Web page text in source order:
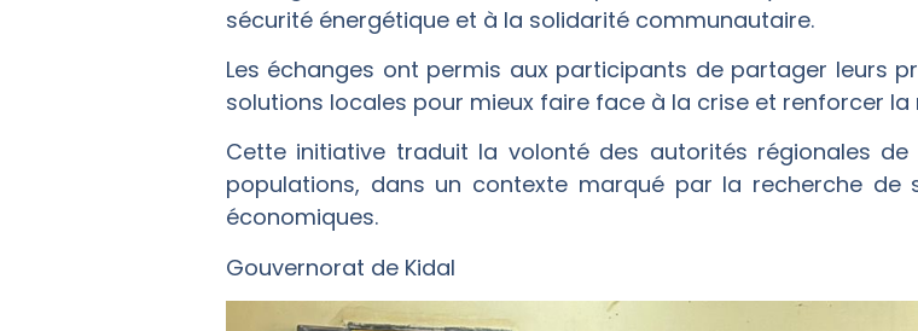
sécurité énergétique et à la solidarité communautaire.
Les échanges ont permis aux participants de partager leurs
solutions locales pour mieux faire face à la crise et renforcer la
Cette initiative traduit la volonté des autorités régionales
populations, dans un contexte marqué par la recherche de
économiques.
Gouvernorat de Kidal